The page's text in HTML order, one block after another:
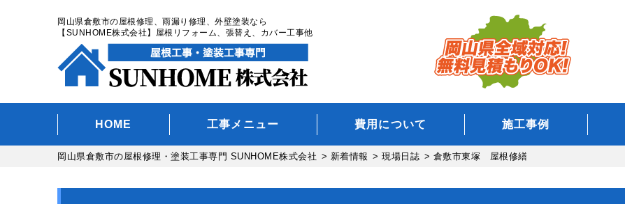
岡山県倉敷市の屋根修理、雨漏り修理、外壁塗装なら
【SUNHOME株式会社】屋根リフォーム、張替え、カバー工事他
HOME 工事メニュー 費用について 施工事例
岡山県倉敷市の屋根修理・塗装工事専門 SUNHOME株式会社 > 新着情報 > 現場日誌 > 倉敷市東塚 屋根修繕